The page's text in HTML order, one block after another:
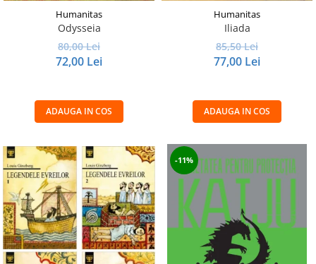
Humanitas
Odysseia
80,00 Lei
72,00 Lei
ADAUGA IN COS
Humanitas
Iliada
85,50 Lei
77,00 Lei
ADAUGA IN COS
-11%